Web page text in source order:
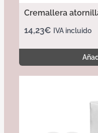
Cremallera
14,23€ IVA incluido